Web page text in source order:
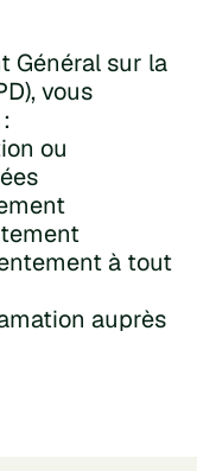
Général sur la
vous
ou
à tout
auprès